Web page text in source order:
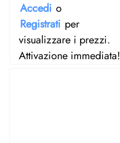
Accedi o
Registrati per
visualizzare i prezzi.
Attivazione immediata!